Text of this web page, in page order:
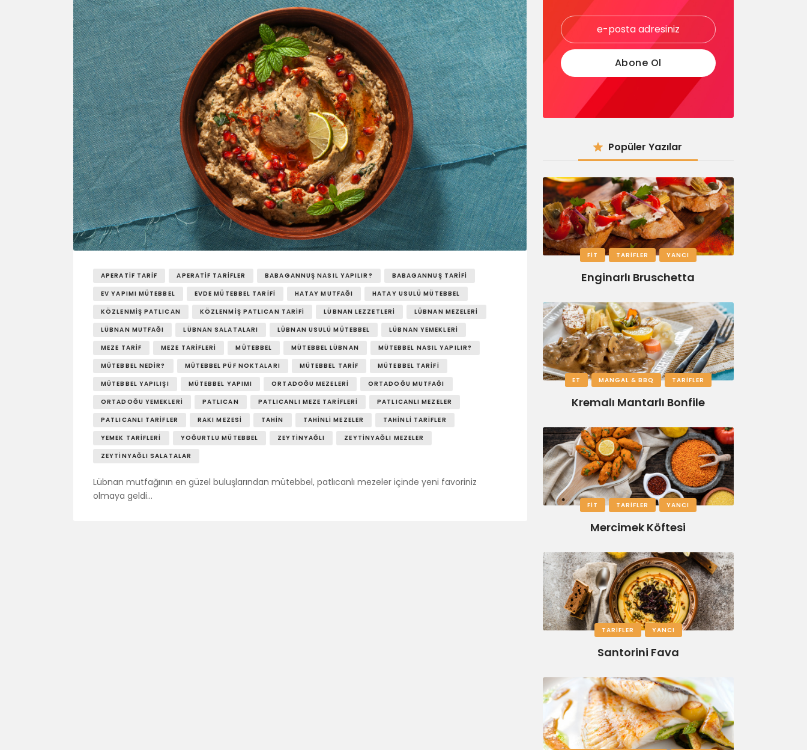
SOSY’LE!
APERATIF TARIF APERATIF TARIFLER BABAGANNUŞ NASIL YAPILIR?
BABAGANNUŞ TARIFI
EV YAPIMI MÜTEBBEL
EVDE MÜTEBBEL TARIFI HATAY MUTFAĞI
HATAY USULÜ MÜTEBBEL
KÖZLENMIŞ PATLICAN
KÖZLENMIŞ PATLICAN TARIFI LÜBNAN LEZZETLERI
LÜBNAN MEZELERI
LÜBNAN MUTFAĞI
LÜBNAN SALATALARI LÜBNAN USULÜ MÜTEBBEL
LÜBNAN YEMEKLERI
MEZE TARIF
MEZE TARIFLERI MÜTEBBEL MÜTEBBEL LÜBNAN
MÜTEBBEL NASIL YAPILIR?
MÜTEBBEL NEDIR?
MÜTEBBEL PÜF NOKTALARI MÜTEBBEL TARIF
MÜTEBBEL TARIFI
MÜTEBBEL YAPILIŞI
MÜTEBBEL YAPIMI ORTADOĞU MEZELERI
ORTADOĞU MUTFAĞI
ORTADOĞU YEMEKLERI
PATLICAN PATLICANLI MEZE TARIFLERI
PATLICANLI MEZELER
PATLICANLI TARIFLER
RAKI MEZESI TAHIN TAHINLI MEZELER
TAHINLI TARIFLER
YEMEK TARIFLERI
YOĞURTLU MÜTEBBEL ZEYTINYAĞLI
ZEYTINYAĞLI MEZELER
ZEYTINYAĞLI SALATALAR
Lübnan mutfağının en güzel buluşlarından mütebbel, patlıcanlı mezeler içinde yeni favoriniz
olmaya geldi…
Popüler Yazılar
FIT TARIFLER YANCI
Enginarlı Bruschetta
ET MANGAL & BBQ TARIFLER
Kremalı Mantarlı Bonfile
FIT TARIFLER YANCI
Mercimek Köftesi
TARIFLER YANCI
Santorini Fava